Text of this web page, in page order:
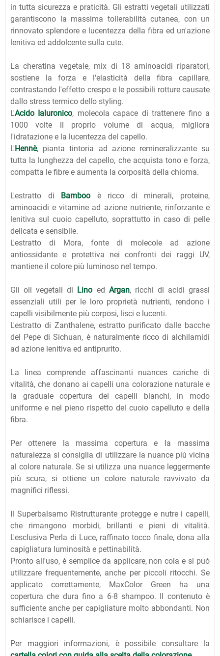
in tutta sicurezza e praticità. Gli estratti vegetali utilizzati
garantiscono la massima tollerabilità cutanea, con un
rinnovato splendore e lucentezza della fibra ed un'azione
lenitiva ed addolcente sulla cute.
La cheratina vegetale, mix di 18 aminoacidi riparatori,
sostiene la forza e l'elasticità della fibra capillare,
contrastando l'effetto crespo e le possibili rotture causate
dallo stress termico dello styling.
L'Acido Ialuronico, molecola capace di trattenere fino a
1000 volte il proprio volume di acqua, migliora
l'idratazione e la lucentezza del capello.
L'Hennè, pianta tintoria ad azione remineralizzante su
tutta la lunghezza del capello, che acquista tono e forza,
compatta le fibre e aumenta la corposità della chioma.
L'estratto di Bamboo è ricco di minerali, proteine,
aminoacidi e vitamine ad azione nutriente, rinforzante e
lenitiva sul cuoio capelluto, soprattutto in caso di pelle
delicata e sensibile.
L'estratto di Mora, fonte di molecole ad azione
antiossidante e protettiva nei confronti dei raggi UV,
mantiene il colore più luminoso nel tempo.
Gli oli vegetali di Lino ed Argan, ricchi di acidi grassi
essenziali utili per le loro proprietà nutrienti, rendono i
capelli visibilmente più corposi, lisci e lucenti.
L'estratto di Zanthalene, estratto purificato dalle bacche
del Pepe di Sichuan, è naturalmente ricco di alchilamidi
ad azione lenitiva ed antiprurito.
La linea comprende affascinanti nuances cariche di
vitalità, che donano ai capelli una colorazione naturale e
la graduale copertura dei capelli bianchi, in modo
uniforme e nel pieno rispetto del cuoio capelluto e della
fibra.
Per ottenere la massima copertura e la massima
naturalezza si consiglia di utilizzare la nuance più vicina
al colore naturale. Se si utilizza una nuance leggermente
più scura, si ottiene un colore naturale ravvivato da
magnifici riflessi.
Il Superbalsamo Ristrutturante protegge e nutre i capelli,
che rimangono morbidi, brillanti e pieni di vitalità.
L'esclusiva Perla di Luce, raffinato tocco finale, dona alla
capigliatura luminosità e pettinabilità.
Pronto all'uso, è semplice da applicare, non cola e si può
utilizzare frequentemente, anche per piccoli ritocchi. Se
applicato correttamente, MaxColor Green ha una
copertura che dura fino a 6-8 shampoo. Il contenuto è
sufficiente anche per capigliature molto abbondanti. Non
schiarisce i capelli.
Per maggiori informazioni, è possibile consultare la